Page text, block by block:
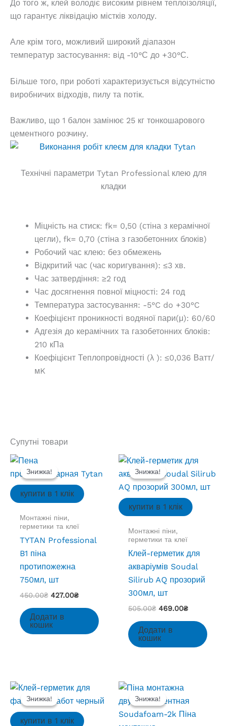
До того ж, клей володіє високим рівнем теплоізоляції,
що гарантує ліквідацію містків холоду.
Але крім того, можливий широкий діапазон
температур застосування: від -10°С до +30°С.
Більше того, при роботі характеризується відсутністю
виробничих відходів, пилу та потік.
Важливо, що 1 балон замінює 25 кг тонкошарового
цементного розчину.
Технічні параметри Tytan Professional клею для
кладки
Міцність на стиск: fk= 0,50 (стіна з керамічної
цегли), fk= 0,70 (стіна з газобетонних блоків)
Робочий час клею: без обмежень
Відкритий час (час коригування): ≤3 хв.
Час затвердіння: ≥2 год
Час досягнення повної міцності: 24 год
Температура застосування: -5°C do +30°C
Коефіцієнт проникності водяної пари(μ): 60/60
Адгезія до керамічних та газобетонних блоків:
210 кПа
Коефіцієнт Теплопровідності (λ ): ≤0,036 Ватт/
мK
Супутні товари
Знижка!
купити в 1 клік
Знижка!
Монтажні піни,
герметики та клеї
TYTAN Professional
B1 піна
протипожежна
750мл, шт
450.00₴ Оригінальна
450.00₴.
427.00₴Поточна
427.00₴.
Додати в
кошик
Знижка!
купити в 1 клік
Знижка!
Монтажні піни,
герметики та клеї
Клей-герметик для
акваріумів Soudal
Silirub AQ прозорий
300мл, шт
505.00₴ Оригінальна
505.00₴.
469.00₴Поточна
469.00₴.
Додати в
кошик
Знижка!
купити в 1 клік
Знижка! Знижка!
Знижка!